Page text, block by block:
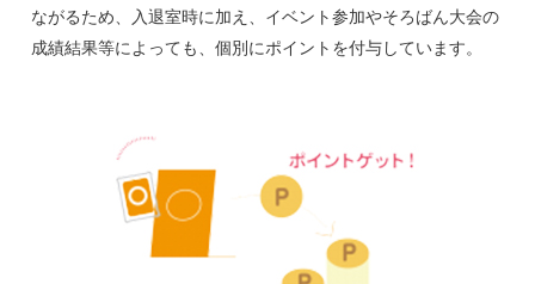
ながるため、入退室時に加え、イベント参加やそろばん大会の
成績結果等によっても、個別にポイントを付与しています。